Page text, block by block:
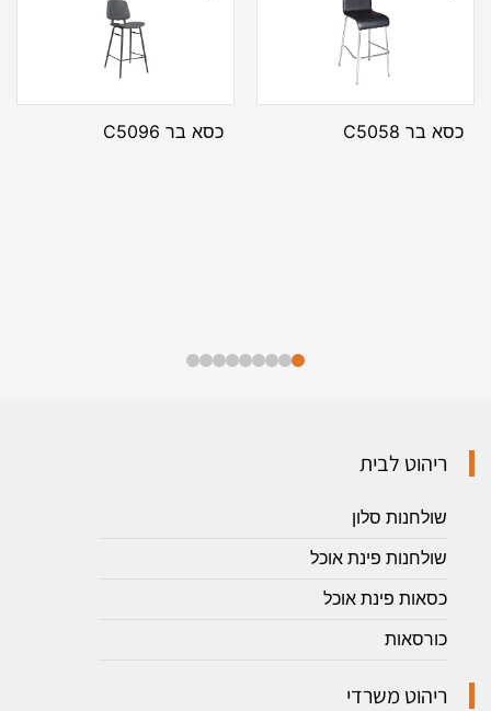
כסא בר C5058 כסא בר C5096
ריהוט לבית
שולחנות סלון
שולחנות פינת אוכל
כסאות פינת אוכל
כורסאות
ריהוט משרדי